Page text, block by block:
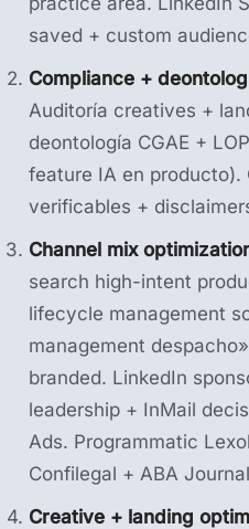
saved + custom
Compliance +
Auditoría creatives +
deontología CGAE +
feature IA en producto).
verificables +
Channel mix
search high-intent
lifecycle management
management
branded. LinkedIn
leadership + InMail
Ads. Programmatic
Confilegal + ABA
Creative + landing